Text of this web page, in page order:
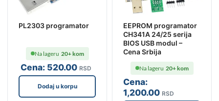
PL2303 programator
Cena: 520.00 RSD
Na lageru 20+ kom
Dodaj u korpu
EEPROM programator
CH341A 24/25 serija
BIOS USB modul –
Cena Srbija
Cena:
1,200.00 RSD
Na lageru 20+ kom